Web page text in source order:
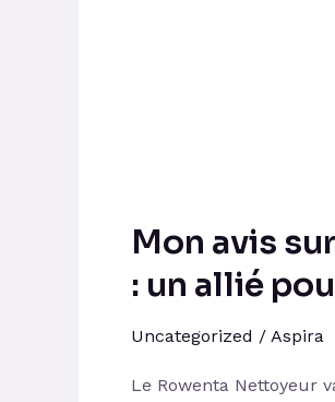
Mon avis
: un allié
Uncategorized / Aspira
Le Rowenta Nettoyeur
efficace
et